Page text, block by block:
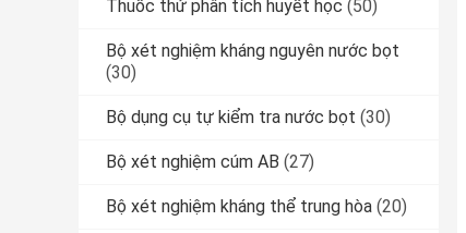
Thuốc thử phân tích huyết học (50)
Bộ xét nghiệm kháng nguyên nước bọt
(30)
Bộ dụng cụ tự kiểm tra nước bọt (30)
Bộ xét nghiệm cúm AB (27)
Bộ xét nghiệm kháng thể trung hòa (20)